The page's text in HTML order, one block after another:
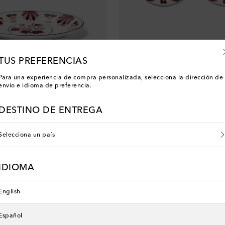
de cerámica floral
Set de 2 platos llanos Blossom de
PREFERENCIAS
Para una experiencia de compra personalizada, selecciona la dirección de
e idioma de preferencia.
DESTINO DE ENTREGA
un país
IDIOMA
English
Español